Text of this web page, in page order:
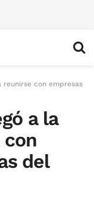
reunirse con empresas
a la
con
del